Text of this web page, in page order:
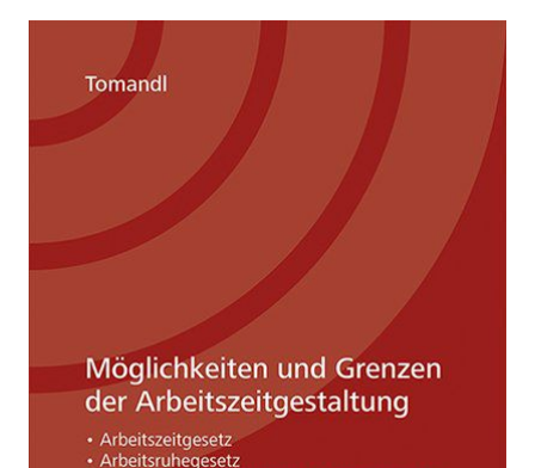
Möglichkeiten und Grenzen der
Arbeitszeitgestaltung
Zur Wunschliste hinzufügen
VonTheodor Tomandl
Verlag: MANZ Verlag
25.09.2019
Buch 194 Seiten
Softcover
ISBN: 978-3-21410875-